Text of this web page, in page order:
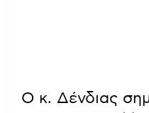
Ο κ. Δένδιας